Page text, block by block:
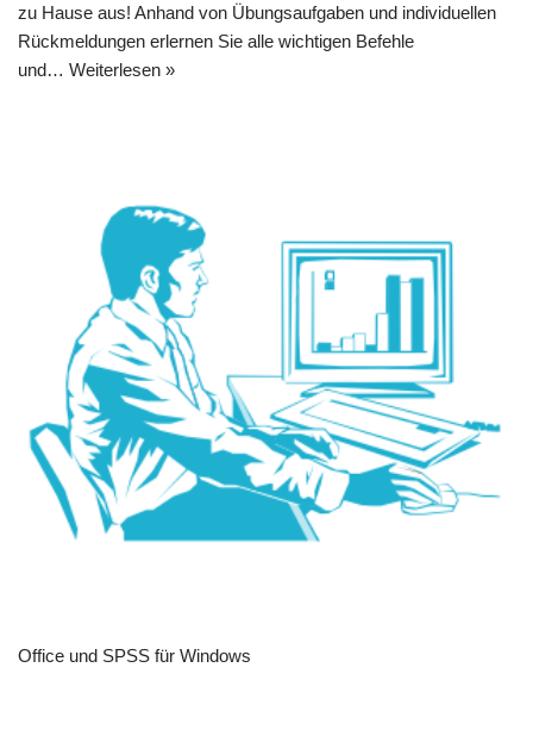
zu Hause aus! Anhand von Übungsaufgaben und individuellen
Rückmeldungen erlernen Sie alle wichtigen Befehle
und… Weiterlesen »
Office und SPSS für Windows